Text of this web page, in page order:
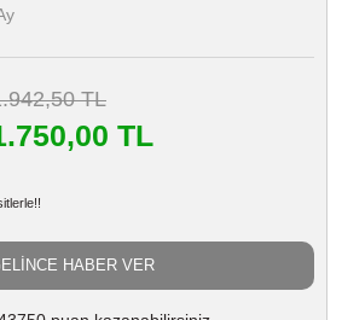
TL
TL
HABER VER